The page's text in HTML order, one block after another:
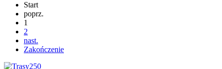
Start
poprz.
1
2
nast.
Zakończenie